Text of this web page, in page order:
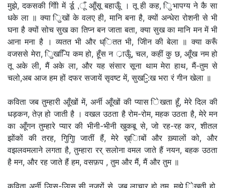
मुझे, दकसकी गोिी में र्डू ,ूँ आूँसू बहाऊूँ । तू ही कह, िुभापग्य ने कै सा
धके ला ॥ क्या िुखों के वलए ही, मानि बना है, क्यों अन्धेरा रोशनी से भी
घना है क्यों सोच सुख का तिप्न बन जाता बता, क्या सुख का मानि मन में भी
आना मना है । व्यतत भी और ध्ितत भी, जीिन की बेला ॥ क्या करूँ
वजससे मेरा, िुख-ििप कम हो, हूँस न र्ाऊूँ, चल, कहीं कु छ, आूँख नम हो
तू अके ली, मैं अके ला, और यह संसार सूना थाम मेरा हाथ, मैं-तुम से
चलो,अब आज हम हों दफर सजायें सृवष्ट में, सुख-िु:ख भरा रं गीन खेला ॥
कविता जब तुम्हारी आूँखों में, अर्नी आूँखों की प्यास िेखता हूँ, मेरे दिल की
धड़कन, तेज़ हो जाती है । वखल उठता है रोम-रोम, महक उठता है, मेरे मन
का आूँगन तुम्हारे प्यार की भीनी-भीनी खुकबू से, जो रह-रह कर, शीतल
झोंकों की तरह, गुिगुिा जातीं हैं, मेरे ख़्िाबों और ख़्यालों को, और
वझलवमलाने लगता है, तुम्हारा रर् सलोना वमल जाते हैं नयन, बहक उठता
है मन, और रह जाते हैं हम, वसफ़प , तुम और मैं, मैं और तुम ॥
कविता अर्नी उिास-उिास सी नज़रों से, जब लाचार हो तुम, मुझे िेखती हो,